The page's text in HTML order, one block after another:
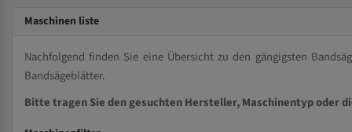
Maschinen liste
Nachfolgend finden Sie eine Übersicht zu den gängigsten
Bandsägeblätter.
Bitte tragen Sie den gesuchten Hersteller, Maschinentyp oder